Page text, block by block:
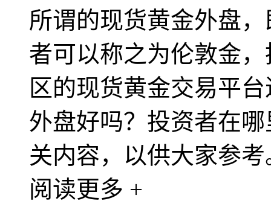
所谓的现货黄金外盘
者可以称之为伦敦金
区的现货黄金交易平
外盘好吗？投资者在
关内容，以供大家参
阅读更多 +